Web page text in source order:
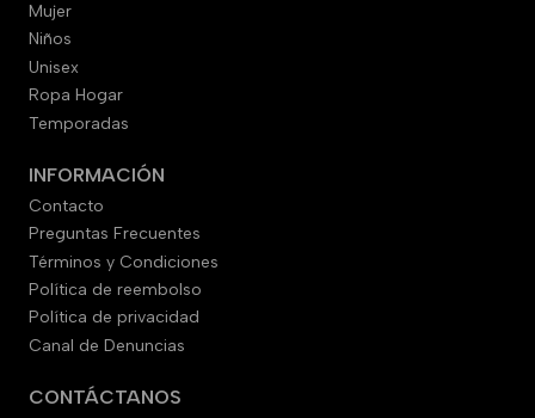
Mujer
Niños
Unisex
Ropa Hogar
Temporadas
INFORMACIÓN
Contacto
Preguntas Frecuentes
Términos y Condiciones
Política de reembolso
Política de privacidad
Canal de Denuncias
CONTÁCTANOS